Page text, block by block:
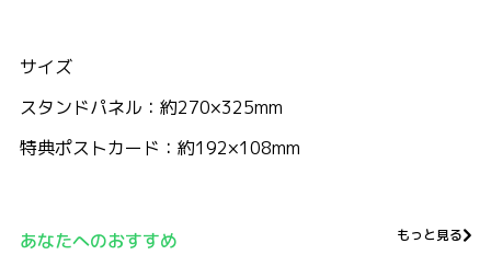
サイズ
スタンドパネル：約270×325mm
特典ポストカード：約192×108mm
あなたへのおすすめ もっと見る